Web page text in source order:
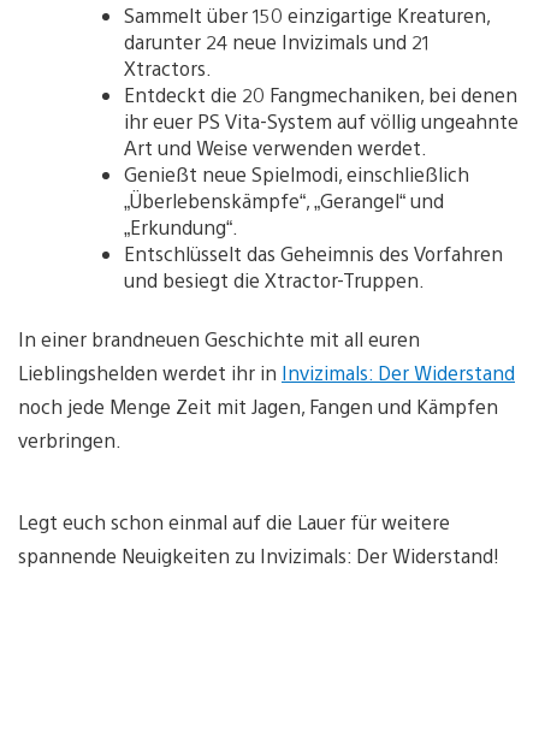
Sammelt über 150 einzigartige Kreaturen,
darunter 24 neue Invizimals und 21
Xtractors.
Entdeckt die 20 Fangmechaniken, bei denen
ihr euer PS Vita-System auf völlig ungeahnte
Art und Weise verwenden werdet.
Genießt neue Spielmodi, einschließlich
„Überlebenskämpfe“, „Gerangel“ und
„Erkundung“.
Entschlüsselt das Geheimnis des Vorfahren
und besiegt die Xtractor-Truppen.
In einer brandneuen Geschichte mit all euren
Lieblingshelden werdet ihr in Invizimals: Der Widerstand
noch jede Menge Zeit mit Jagen, Fangen und Kämpfen
verbringen.
Legt euch schon einmal auf die Lauer für weitere
spannende Neuigkeiten zu Invizimals: Der Widerstand!